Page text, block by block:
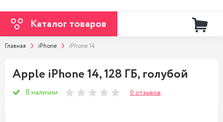
Каталог товаров
Главная iPhone iPhone 14
Apple iPhone 14, 128 ГБ, голубой
В наличии 0 отзывов